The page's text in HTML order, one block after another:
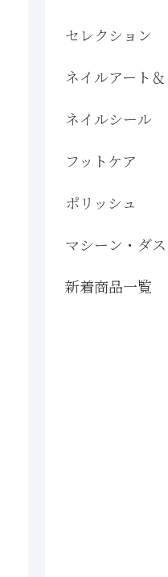
セレクション
ネイルアート
ネイルシール
フットケア
ポリッシュ
マシーン・ダ
新着商品一覧